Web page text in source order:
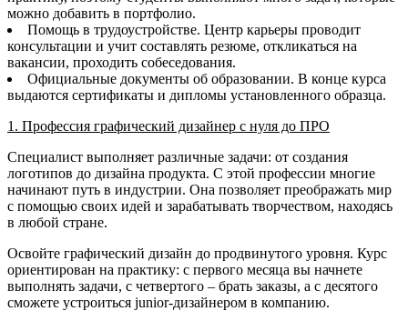
можно добавить в портфолио.
Помощь в трудоустройстве. Центр карьеры проводит
консультации и учит составлять резюме, откликаться на
вакансии, проходить собеседования.
Официальные документы об образовании. В конце курса
выдаются сертификаты и дипломы установленного образца.
1. Профессия графический дизайнер с нуля до ПРО
Специалист выполняет различные задачи: от создания
логотипов до дизайна продукта. С этой профессии многие
начинают путь в индустрии. Она позволяет преображать мир
с помощью своих идей и зарабатывать творчеством, находясь
в любой стране.
Освойте графический дизайн до продвинутого уровня. Курс
ориентирован на практику: с первого месяца вы начнете
выполнять задачи, с четвертого – брать заказы, а с десятого
сможете устроиться junior-дизайнером в компанию.